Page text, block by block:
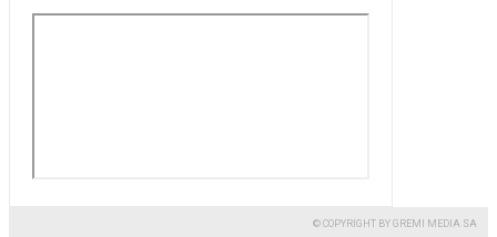
© COPYRIGHT BY GREMI MEDIA SA